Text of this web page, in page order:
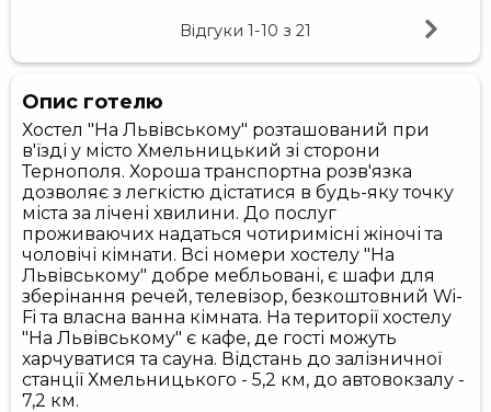
Відгуки 1-10 з 21
Опис готелю
Хостел "На Львівському" розташований при
в'їзді у місто Хмельницький зі сторони
Тернополя. Хороша транспортна розв'язка
дозволяє з легкістю дістатися в будь-яку точку
міста за лічені хвилини. До послуг
проживаючих надаться чотиримісні жіночі та
чоловічі кімнати. Всі номери хостелу "На
Львівському" добре мебльовані, є шафи для
зберінання речей, телевізор, безкоштовний Wi-
Fi та власна ванна кімната. На території хостелу
"На Львівському" є кафе, де гості можуть
харчуватися та сауна. Відстань до залізничної
станції Хмельницького - 5,2 км, до автовокзалу -
7,2 км.